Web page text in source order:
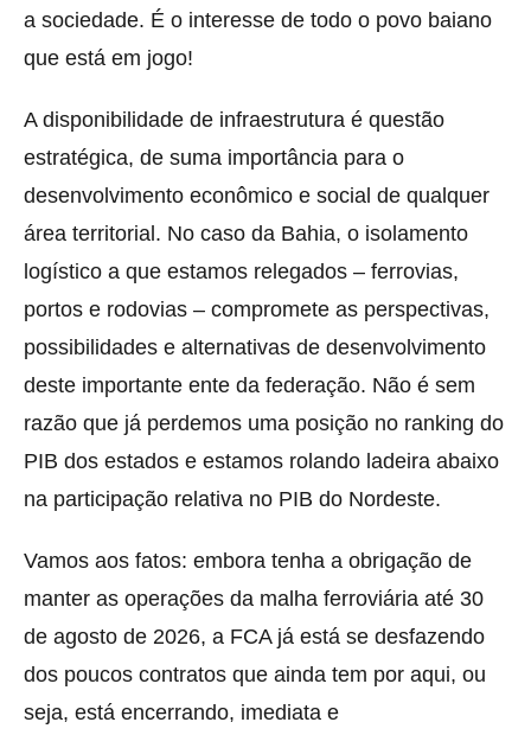
a sociedade. É o interesse de todo o povo baiano
que está em jogo!
A disponibilidade de infraestrutura é questão
estratégica, de suma importância para o
desenvolvimento econômico e social de qualquer
área territorial. No caso da Bahia, o isolamento
logístico a que estamos relegados – ferrovias,
portos e rodovias – compromete as perspectivas,
possibilidades e alternativas de desenvolvimento
deste importante ente da federação. Não é sem
razão que já perdemos uma posição no ranking do
PIB dos estados e estamos rolando ladeira abaixo
na participação relativa no PIB do Nordeste.
Vamos aos fatos: embora tenha a obrigação de
manter as operações da malha ferroviária até 30
de agosto de 2026, a FCA já está se desfazendo
dos poucos contratos que ainda tem por aqui, ou
seja, está encerrando, imediata e